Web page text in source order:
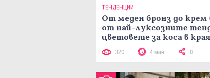
ТЕНДЕНЦИИ
От меден бронз до крем
от най-луксозните
цветовете за коса в
320 4 мин 0